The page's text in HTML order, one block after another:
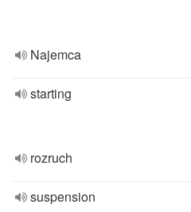
Najemca
starting
rozruch
suspension